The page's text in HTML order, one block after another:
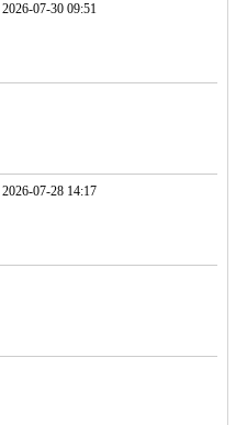
2026-07-30 09:51
2026-07-28 14:17